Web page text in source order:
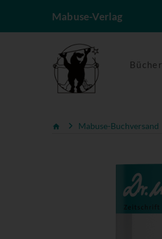
Mabuse-Verlag
Bücher
Mabuse-Buchversand